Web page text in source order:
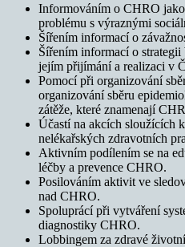
Informováním o CHRO
problému s výraznými
Šířením informací o
Šířením informací o
jejím přijímání a realizaci v
Pomocí při organizování
organizování sběru
zátěže, které znamenají
Účastí na akcích sloužících
nelékařských zdravotních
Aktivním podílením se na
léčby a prevence CHRO.
Posilováním aktivit ve
nad CHRO.
Spoluprácí při vytváření
diagnostiky CHRO.
Lobbingem za zdravé